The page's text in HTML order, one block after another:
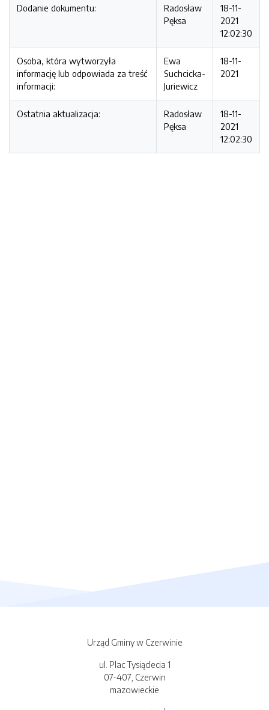
Dodanie dokumentu:
Radosław
Pęksa
18-11-
2021
12:02:30
Osoba, która wytworzyła
informację lub odpowiada za treść
informacji:
Ewa
Suchcicka-
Juriewicz
18-11-
2021
Ostatnia aktualizacja:
Radosław
Pęksa
18-11-
2021
12:02:30
Urząd Gminy w Czerwinie
ul. Plac Tysiąclecia 1
07-407, Czerwin
mazowieckie